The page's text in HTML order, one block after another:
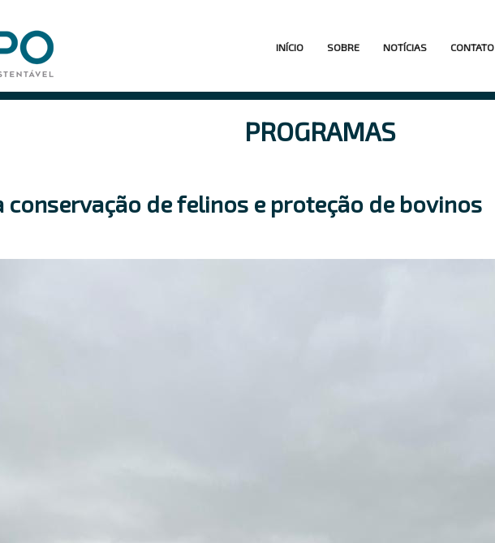
Navegação
INÍCIO SOBRE NOTÍCIAS CONTATO
PROGRAMAS
conservação de felinos e proteção de bovinos